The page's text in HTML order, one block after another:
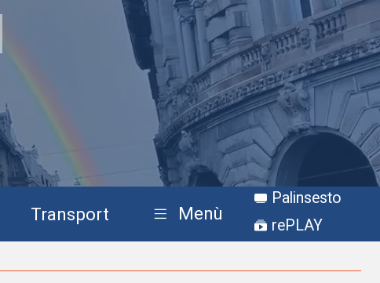
Transport Menù
Palinsesto
rePLAY